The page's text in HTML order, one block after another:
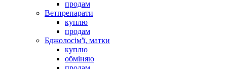
продам
Ветпрепарати
куплю
продам
Бджолосім'ї, матки
куплю
обміняю